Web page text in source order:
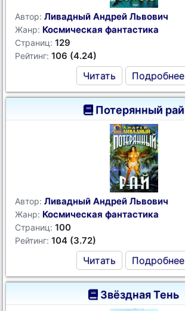
Автор: Ливадный Андрей Львович
Жанр: Космическая фантастика
Страниц: 129
Рейтинг: 106 (4.24)
Читать Подробнее
Потерянный рай
Автор: Ливадный Андрей Львович
Жанр: Космическая фантастика
Страниц: 100
Рейтинг: 104 (3.72)
Читать Подробнее
Звёздная Тень